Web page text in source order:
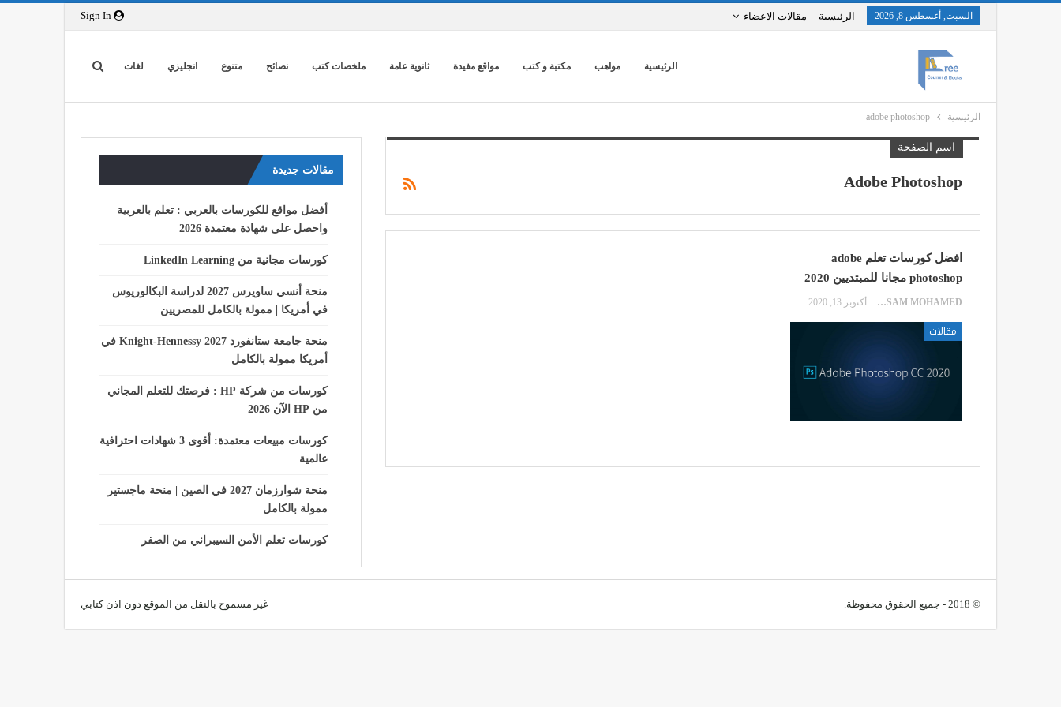
السبت, أغسطس 8, 2026 الرئيسية مقالات الاعضاء
الرئيسية مواهب مكتبة و كتب مواقع مفيدة ثانوية عامة ملخصات كتب نصائح متنوع انجليزي لغات
الرئيسية adobe photoshop
اسم الصفحة
Adobe Photoshop
افضل كورسات تعلم adobe
photoshop مجانا للمبتديين 2020
HOSSAM MOHAMED أكتوبر 13, 2020
مقالات
مقالات جديدة
أفضل مواقع للكورسات بالعربي : تعلم بالعربية
واحصل على شهادة معتمدة 2026
كورسات مجانية من LinkedIn Learning
منحة أنسي ساويرس 2027 لدراسة البكالوريوس
في أمريكا | ممولة بالكامل للمصريين
منحة جامعة ستانفورد Knight-Hennessy 2027 في
أمريكا ممولة بالكامل
كورسات من شركة HP : فرصتك للتعلم المجاني
من HP الآن 2026
كورسات مبيعات معتمدة: أقوى 3 شهادات احترافية
عالمية
منحة شوارزمان 2027 في الصين | منحة ماجستير
ممولة بالكامل
كورسات تعلم الأمن السيبراني من الصفر
© 2018 - جميع الحقوق محفوظة. غير مسموح بالنقل من الموقع دون اذن كتابي